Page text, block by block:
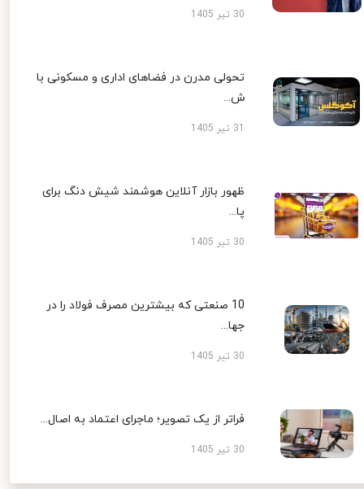
30 تیر 1405
تحولی مدرن در فضاهای اداری و مسکونی با
ش...
ظهور بازار آنلاین هوشمند شیش دنگ برای
پا...
30 تیر 1405
10 صنعتی که بیشترین مصرف فولاد را در
جها...
30 تیر 1405
فراتر از یک تصویر؛ ماجرای اعتماد به اصال...
30 تیر 1405